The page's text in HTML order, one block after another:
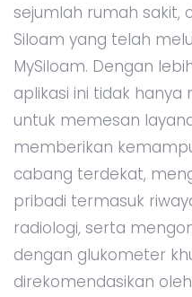
sejumlah rumah sakit,
Siloam yang telah
MySiloam. Dengan
aplikasi ini tidak
untuk memesan
memberikan
cabang terdekat,
pribadi termasuk
radiologi, serta
dengan glukometer
direkomendasikan